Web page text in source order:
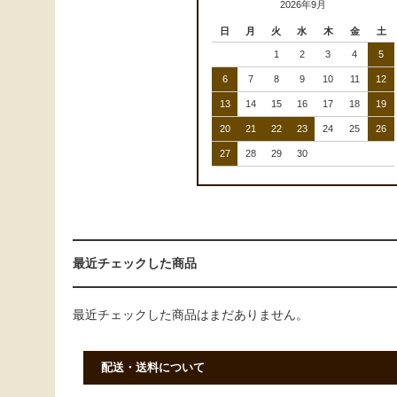
2026年9月
日 月 火 水 木 金 土
1 2 3 4 5
6 7 8 9 10 11 12
13 14 15 16 17 18 19
20 21 22 23 24 25 26
27 28 29 30
最近チェックした商品
最近チェックした商品はまだありません。
配送・送料について